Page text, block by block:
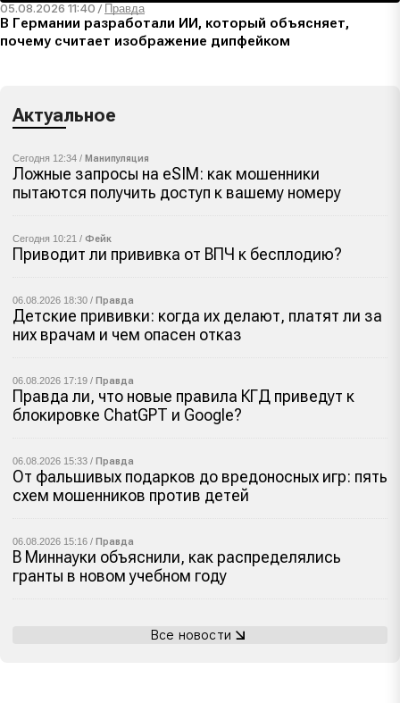
05.08.2026 11:40 / Правда
В Германии разработали ИИ, который объясняет,
почему считает изображение дипфейком
Актуальное
Сегодня 12:34 / Манипуляция
Ложные запросы на eSIM: как мошенники
пытаются получить доступ к вашему номеру
Сегодня 10:21 / Фейк
Приводит ли прививка от ВПЧ к бесплодию?
06.08.2026 18:30 / Правда
Детские прививки: когда их делают, платят ли за
них врачам и чем опасен отказ
06.08.2026 17:19 / Правда
Правда ли, что новые правила КГД приведут к
блокировке ChatGPT и Google?
06.08.2026 15:33 / Правда
От фальшивых подарков до вредоносных игр: пять
схем мошенников против детей
06.08.2026 15:16 / Правда
В Миннауки объяснили, как распределялись
гранты в новом учебном году
Все новости